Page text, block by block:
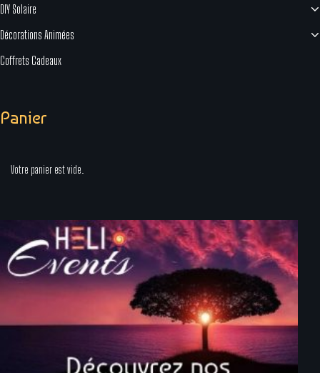
DIY Solaire
Décorations Animées
Coffrets Cadeaux
Panier
Votre panier est vide.